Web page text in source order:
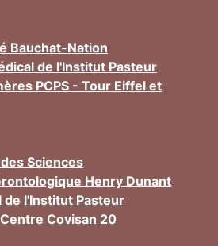
Bauchat-Nation
de l'Institut Pasteur
PCPS - Tour Eiffel et
Sciences
Henry Dunant
de l'Institut Pasteur
Covisan 20